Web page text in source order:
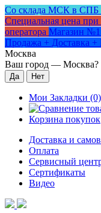
Со склада МСК в СПБ
Специальная цена
оператора Магазин №1
Продажа + Доставка
Москва
Ваш город — Москва?
Мои Закладки (0)
Корзина покупок
Доставка и
Оплата
Сервисный
Сертификаты
Видео